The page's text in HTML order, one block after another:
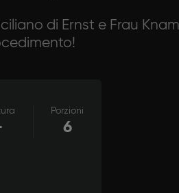
di Ernst e Frau
Porzioni
6